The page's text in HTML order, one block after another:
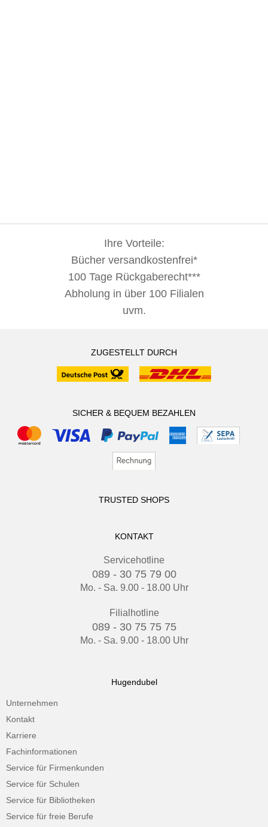
Ihre Vorteile:
Bücher versandkostenfrei*
100 Tage Rückgaberecht***
Abholung in über 100 Filialen
uvm.
ZUGESTELLT DURCH
SICHER & BEQUEM BEZAHLEN
TRUSTED SHOPS
KONTAKT
Servicehotline
089 - 30 75 79 00
Mo. - Sa. 9.00 - 18.00 Uhr
Filialhotline
089 - 30 75 75 75
Mo. - Sa. 9.00 - 18.00 Uhr
Hugendubel
Unternehmen
Kontakt
Karriere
Fachinformationen
Service für Firmenkunden
Service für Schulen
Service für Bibliotheken
Service für freie Berufe